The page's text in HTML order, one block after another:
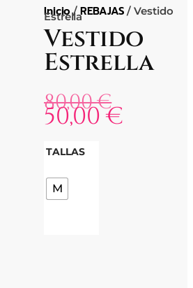
Inicio/REBAJAS / Vestido
Estrella
Vestido
Estrella
80,00€
50,00€
TALLAS
M